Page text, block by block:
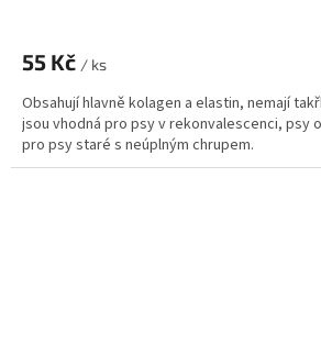
55 Kč / ks
Obsahují hlavně kolagen a elastin, nemají
jsou vhodná pro psy v rekonvalescenci, psy
pro psy staré s neúplným chrupem.